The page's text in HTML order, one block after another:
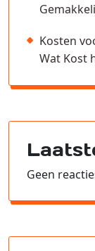
Kosten
Wat Kost
Geen